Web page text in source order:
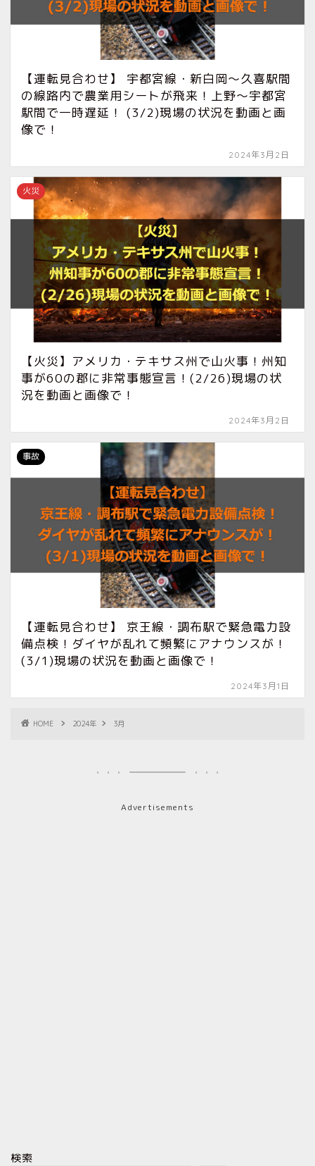
【運転見合わせ】 宇都宮線・新白岡〜久喜駅間
の線路内で農業用シートが飛来！上野〜宇都宮
駅間で一時遅延！ (3/2)現場の状況を動画と画
像で！
2024年3月2日
火災
【火災】アメリカ・テキサス州で山火事！州知
事が60の郡に非常事態宣言！(2/26)現場の状
況を動画と画像で！
2024年3月2日
事故
【運転見合わせ】 京王線・調布駅で緊急電力設
備点検！ダイヤが乱れて頻繁にアナウンスが！
(3/1)現場の状況を動画と画像で！
2024年3月1日
HOME 2024年 3月
Advertisements
検索